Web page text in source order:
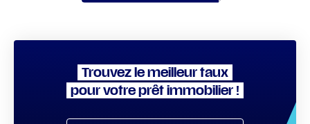
Trouvez le meilleur taux
pour votre prêt immobilier !